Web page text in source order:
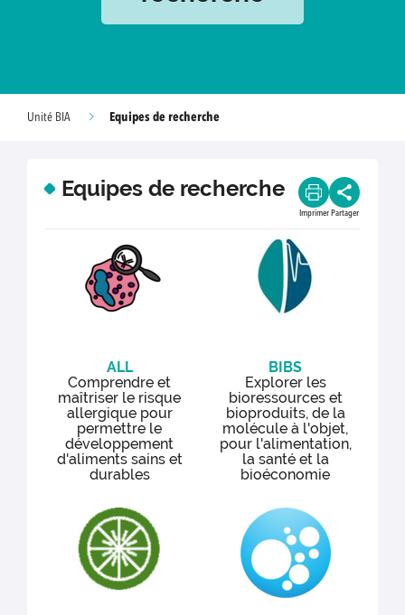
Unité BIA Equipes de recherche
Equipes de recherche
Imprimer Partager
ALL
Comprendre et
maîtriser le risque
allergique pour
permettre le
développement
d'aliments sains et
durables
BIBS
Explorer les
bioressources et
bioproduits, de la
molécule à l'objet,
pour l'alimentation,
la santé et la
bioéconomie